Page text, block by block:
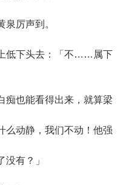
厉声到。
低下头去：「不……属下
也能看得出来，就算梁
么动静，我们不动！他强
有？」